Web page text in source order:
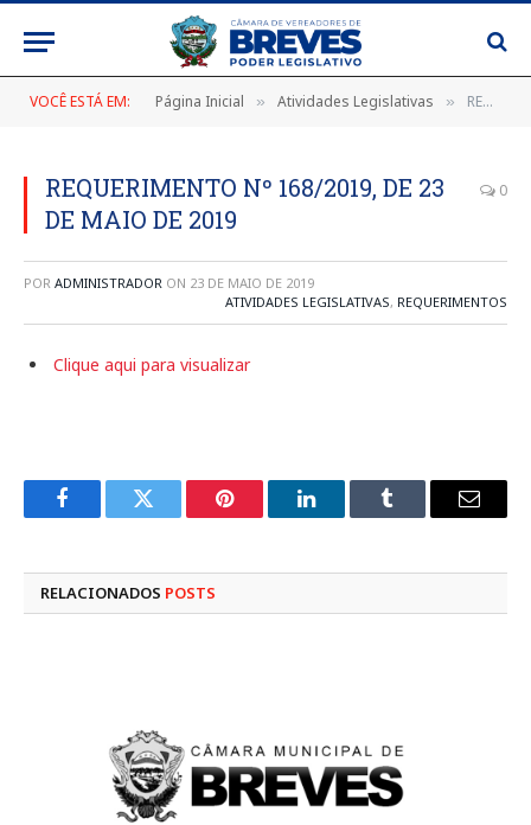
VOCÊ ESTÁ EM: Página Inicial » Atividades Legislativas » REQUERIMENTO Nº 168/2019, DE 23 DE MAIO DE 2019
REQUERIMENTO Nº 168/2019, DE 23
DE MAIO DE 2019
0
POR ADMINISTRADOR ON 23 DE MAIO DE 2019
ATIVIDADES LEGISLATIVAS, REQUERIMENTOS
Clique aqui para visualizar
FacebookTwitter Pinterest LinkedInTumblr
E-
RELACIONADOS POSTS